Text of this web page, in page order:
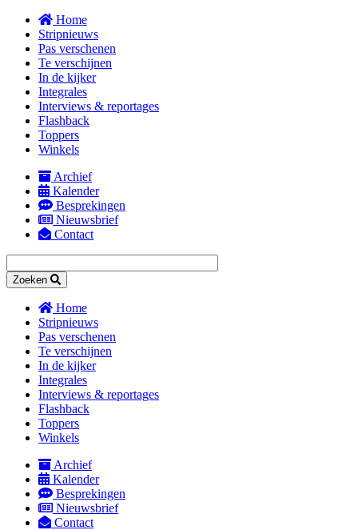
Overslaan
naar
inhoud
gaan
Home
Stripnieuws
Pas verschenen
Te verschijnen
In de kijker
Integrales
Interviews & reportages
Flashback
Toppers
Winkels
Secondary
navigation
Archief
Kalender
Besprekingen
Nieuwsbrief
Contact
Zoeken
Main
navigation
mobile
Home
Stripnieuws
Pas verschenen
Te verschijnen
In de kijker
Integrales
Interviews & reportages
Flashback
Toppers
Winkels
Secondary
navigation
Archief
Kalender
Besprekingen
Nieuwsbrief
Contact